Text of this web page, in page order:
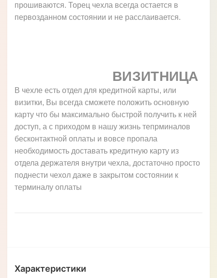
прошиваются. Торец чехла всегда остается в
первозданном состоянии и не расслаивается.
ВИЗИТНИЦА
В чехле есть отдел для кредитной карты, или
визитки, Вы всегда сможете положить основную
карту что бы максимально быстрой получить к ней
доступ, а с приходом в нашу жизнь тепрминалов
бесконтактной оплаты и вовсе пропала
необходимость доставать кредитную карту из
отдела держателя внутри чехла, достаточно просто
поднести чехол даже в закрытом состоянии к
терминалу оплаты
Характеристики